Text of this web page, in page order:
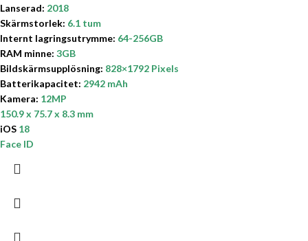
Lanserad: 2018
Skärmstorlek: 6.1 tum
Internt lagringsutrymme: 64-256GB
RAM minne: 3GB
Bildskärmsupplösning: 828×1792 Pixels
Batterikapacitet: 2942 mAh
Kamera: 12MP
150.9 x 75.7 x 8.3 mm
iOS 18
Face ID